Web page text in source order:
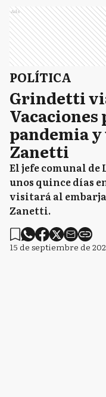
Ads
POLÍTICA
Grindetti
Vacaciones
pandemia
Zanetti
El jefe comunal de
unos quince días
visitará al
Zanetti.
15 de septiembre de